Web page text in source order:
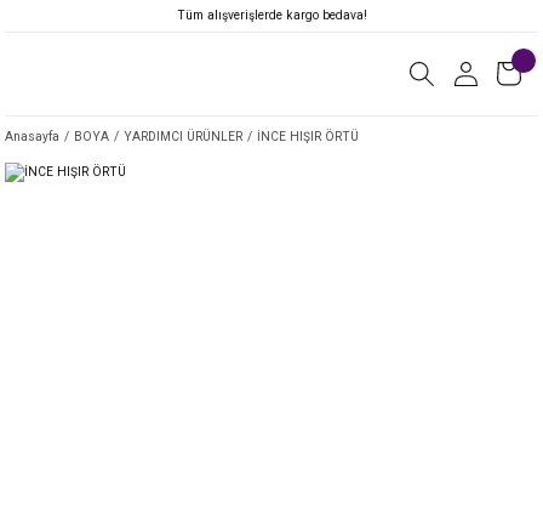
Tüm alışverişlerde kargo bedava!
Anasayfa BOYA YARDIMCI ÜRÜNLER İNCE HIŞIR ÖRTÜ